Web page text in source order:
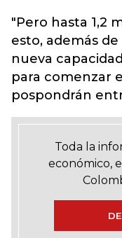
"Pero hasta 1,2
esto, además
nueva
para comenzar
pospondrán
Toda la
económico,